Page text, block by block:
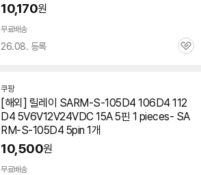
10,170원
무료배송
26.08. 등록
관
쿠팡
[해외] 릴레이 SARM-S-105D4 106D4 112
D4 5V6V12V24VDC 15A 5핀 1 pieces- SA
RM-S-105D4 5pin 1개
10,500원
무료배송